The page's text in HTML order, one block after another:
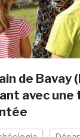
de Bavay
avec